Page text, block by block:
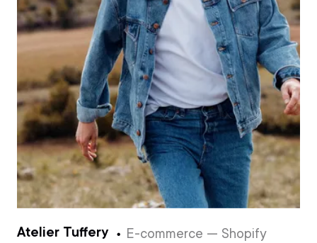
Atelier Tuffery
E-commerce — Shopify